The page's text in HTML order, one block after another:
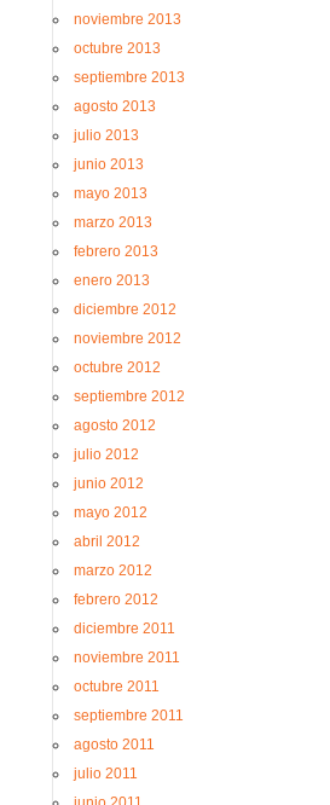
noviembre 2013
octubre 2013
septiembre 2013
agosto 2013
julio 2013
junio 2013
mayo 2013
marzo 2013
febrero 2013
enero 2013
diciembre 2012
noviembre 2012
octubre 2012
septiembre 2012
agosto 2012
julio 2012
junio 2012
mayo 2012
abril 2012
marzo 2012
febrero 2012
diciembre 2011
noviembre 2011
octubre 2011
septiembre 2011
agosto 2011
julio 2011